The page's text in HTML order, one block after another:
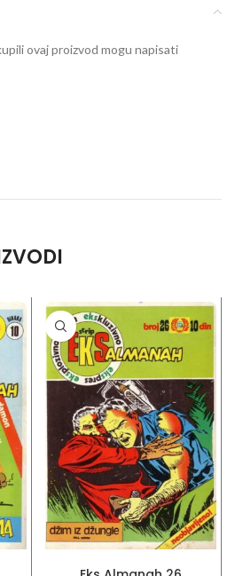
ovaj proizvod mogu napisati